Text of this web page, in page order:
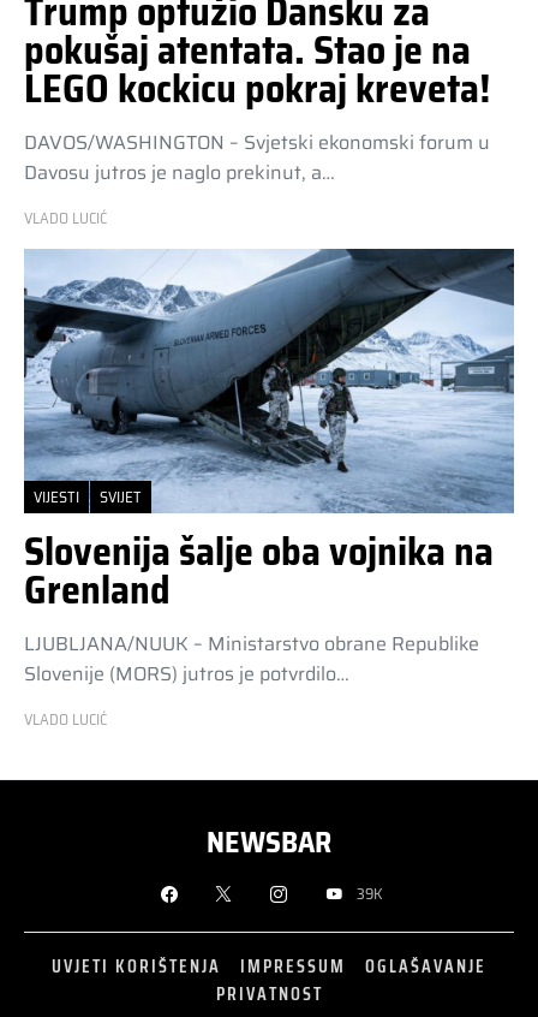
pokušaj atentata. Stao je na
LEGO kockicu pokraj kreveta!
DAVOS/WASHINGTON – Svjetski ekonomski forum u
Davosu jutros je naglo prekinut, a…
VLADO LUCIĆ
VIJESTI SVIJET
Slovenija šalje oba vojnika na
Grenland
LJUBLJANA/NUUK – Ministarstvo obrane Republike
Slovenije (MORS) jutros je potvrdilo…
VLADO LUCIĆ
NEWSBAR
39K
UVJETI KORIŠTENJA IMPRESSUM
OGLAŠAVANJE
PRIVATNOST